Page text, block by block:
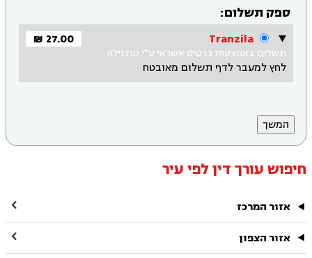
ספק תשלום:
Tranzila
27.00 ₪
תשלום באמצעות כרטיס אשראי ע"י טרנזילה
לחץ למעבר לדף תשלום מאובטח
חיפוש עורך דין לפי עיר
אזור המרכז 
אזור הצפון 